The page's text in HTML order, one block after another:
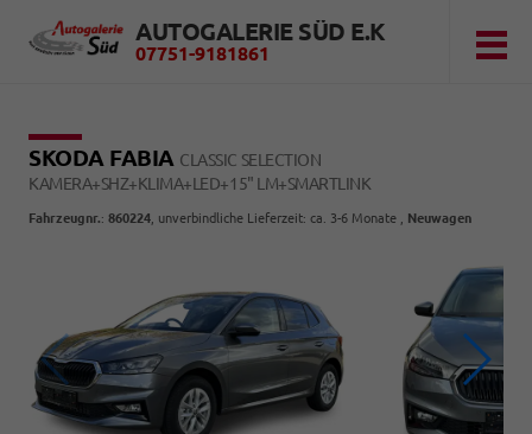
AUTOGALERIE SÜD E.K
07751-9181861
SKODA FABIA CLASSIC SELECTION
KAMERA+SHZ+KLIMA+LED+15" LM+SMARTLINK
Fahrzeugnr.: 860224 , unverbindliche Lieferzeit: ca. 3-6 Monate , Neuwagen